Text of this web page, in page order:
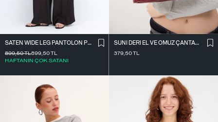
SATEN WIDE LEG PANTOLON PN17298
899,50TL
HAFTANIN ÇOK SATANI
899,50TL
SUNI DERI EL VE OMUZ ÇANTASI Ç09-G11
379,50TL